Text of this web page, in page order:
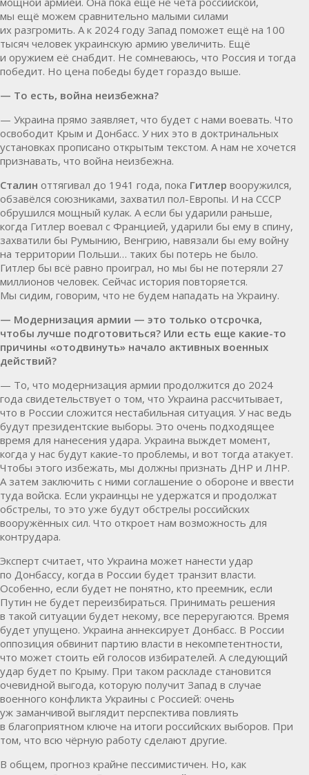
мы ещё можем сравнительно малыми силами
их разгромить. А к 2024 году Запад поможет ещё на 100
тысяч человек украинскую армию увеличить. Ещё
и оружием её снабдит. Не сомневаюсь, что Россия и тогда
победит. Но цена победы будет гораздо выше.
— То есть, война неизбежна?
— Украина прямо заявляет, что будет с нами воевать. Что
освободит Крым и Донбасс. У них это в доктринальных
установках прописано открытым текстом. А нам не хочется
признавать, что война неизбежна.
Сталин оттягивал до 1941 года, пока Гитлер вооружился,
обзавёлся союзниками, захватил пол-Европы. И на СССР
обрушился мощный кулак. А если бы ударили раньше,
когда Гитлер воевал с Францией, ударили бы ему в спину,
захватили бы Румынию, Венгрию, навязали бы ему войну
на территории Польши… таких бы потерь не было.
Гитлер бы всё равно проиграл, но мы бы не потеряли 27
миллионов человек. Сейчас история повторяется.
Мы сидим, говорим, что не будем нападать на Украину.
— Модернизация армии — это только отсрочка,
чтобы лучше подготовиться? Или есть еще какие-то
причины «отодвинуть» начало активных военных
действий?
— То, что модернизация армии продолжится до 2024
года свидетельствует о том, что Украина рассчитывает,
что в России сложится нестабильная ситуация. У нас ведь
будут президентские выборы. Это очень подходящее
время для нанесения удара. Украина выждет момент,
когда у нас будут какие-то проблемы, и вот тогда атакует.
Чтобы этого избежать, мы должны признать ДНР и ЛНР.
А затем заключить с ними соглашение о обороне и ввести
туда войска. Если украинцы не удержатся и продолжат
обстрелы, то это уже будут обстрелы российских
вооружённых сил. Что откроет нам возможность для
контрудара.
Эксперт считает, что Украина может нанести удар
по Донбассу, когда в России будет транзит власти.
Особенно, если будет не понятно, кто преемник, если
Путин не будет переизбираться. Принимать решения
в такой ситуации будет некому, все переругаются. Время
будет упущено. Украина аннексирует Донбасс. В России
оппозиция обвинит партию власти в некомпетентности,
что может стоить ей голосов избирателей. А следующий
удар будет по Крыму. При таком раскладе становится
очевидной выгода, которую получит Запад в случае
военного конфликта Украины с Россией: очень
уж заманчивой выглядит перспектива повлиять
в благоприятном ключе на итоги российских выборов. При
том, что всю чёрную работу сделают другие.
В общем, прогноз крайне пессимистичен. Но, как